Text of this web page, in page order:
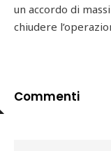
un accordo di
chiudere
Commenti